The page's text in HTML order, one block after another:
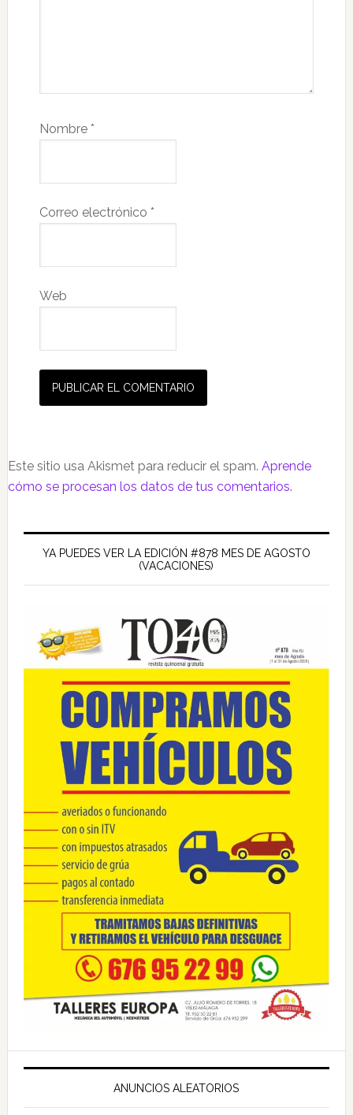
Nombre *
Correo electrónico *
Web
Este sitio usa Akismet para reducir el spam. Aprende
cómo se procesan los datos de tus comentarios.
Barra
lateral
principal
YA PUEDES VER LA EDICIÓN #878 MES DE AGOSTO
(VACACIONES)
ANUNCIOS ALEATORIOS